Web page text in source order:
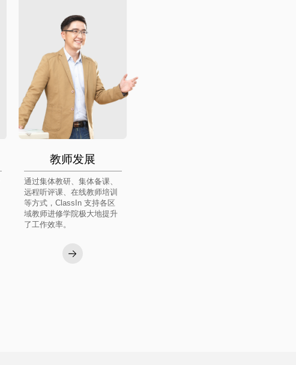
教师发展
通过集体教研、集体备课、
远程听评课、在线教师培训
等方式，ClassIn 支持各区
域教师进修学院极大地提升
了工作效率。